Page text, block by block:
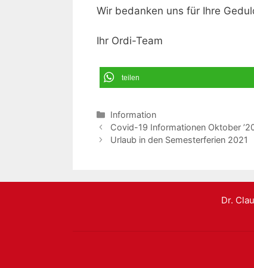
Wir bedanken uns für Ihre
Ihr Ordi-Team
teilen
Kategorien
Information
Covid-19 Informationen Oktober
Urlaub in den Semesterferien 2021
Dr.